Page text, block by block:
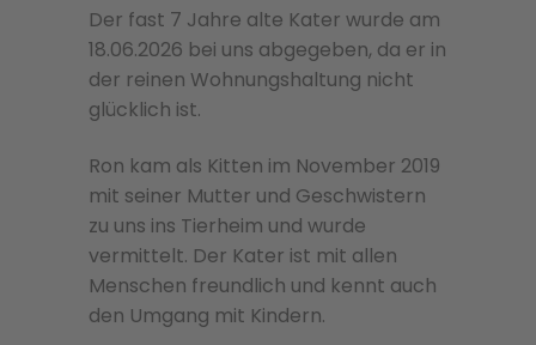
Der fast 7 Jahre alte Kater wurde am
18.06.2026 bei uns abgegeben, da er in
der reinen Wohnungshaltung nicht
glücklich ist.
Ron kam als Kitten im November 2019
mit seiner Mutter und Geschwistern
zu uns ins Tierheim und wurde
vermittelt. Der Kater ist mit allen
Menschen freundlich und kennt auch
den Umgang mit Kindern.